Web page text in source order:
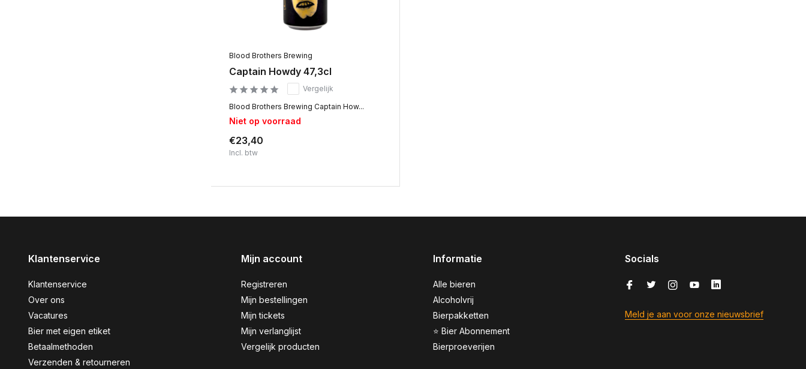
Blood Brothers Brewing
Captain Howdy 47,3cl
Vergelijk
Blood Brothers Brewing Captain How...
Niet op voorraad
€23,40
Incl. btw
Klantenservice
Klantenservice
Over ons
Vacatures
Bier met eigen etiket
Betaalmethoden
Verzenden & retourneren
Mijn account
Registreren
Mijn bestellingen
Mijn tickets
Mijn verlanglijst
Vergelijk producten
Informatie
Alle bieren
Alcoholvrij
Bierpakketten
⭐ Bier Abonnement
Bierproeverijen
Socials
Meld je aan voor onze nieuwsbrief